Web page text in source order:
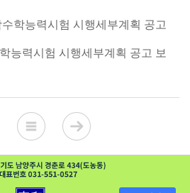
학능력시험 시행세부계획 공고
능력시험 시행세부계획 공고 보